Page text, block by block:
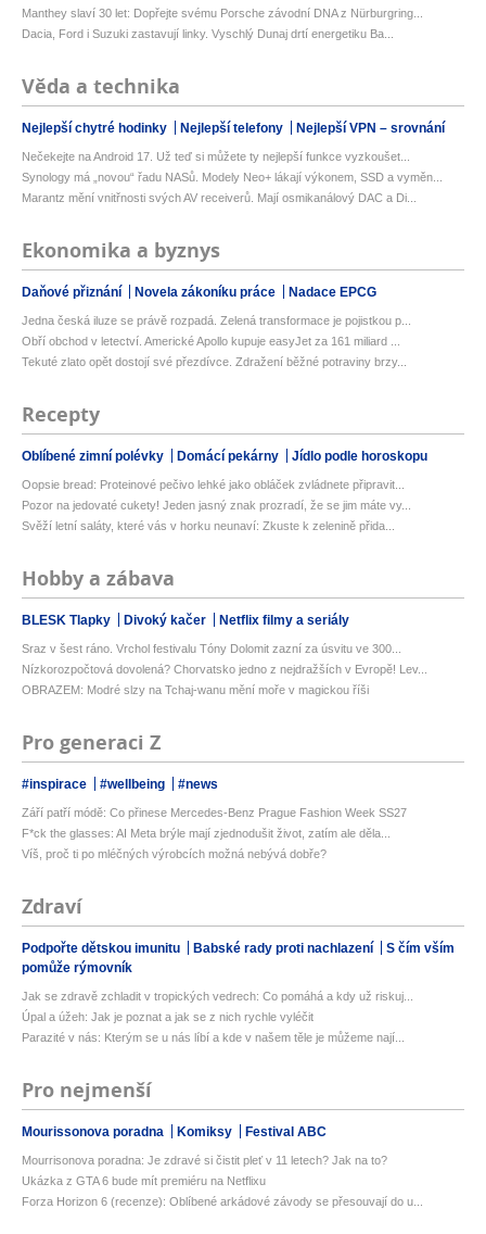
Manthey slaví 30 let: Dopřejte svému Porsche závodní DNA z Nürburgring...
Dacia, Ford i Suzuki zastavují linky. Vyschlý Dunaj drtí energetiku Ba...
Věda a technika
Nejlepší chytré hodinky Nejlepší telefony Nejlepší VPN – srovnání
Nečekejte na Android 17. Už teď si můžete ty nejlepší funkce vyzkoušet...
Synology má „novou“ řadu NASů. Modely Neo+ lákají výkonem, SSD a vyměn...
Marantz mění vnitřnosti svých AV receiverů. Mají osmikanálový DAC a Di...
Ekonomika a byznys
Daňové přiznání Novela zákoníku práce Nadace EPCG
Jedna česká iluze se právě rozpadá. Zelená transformace je pojistkou p...
Obří obchod v letectví. Americké Apollo kupuje easyJet za 161 miliard ...
Tekuté zlato opět dostojí své přezdívce. Zdražení běžné potraviny brzy...
Recepty
Oblíbené zimní polévky Domácí pekárny Jídlo podle horoskopu
Oopsie bread: Proteinové pečivo lehké jako obláček zvládnete připravit...
Pozor na jedovaté cukety! Jeden jasný znak prozradí, že se jim máte vy...
Svěží letní saláty, které vás v horku neunaví: Zkuste k zelenině přida...
Hobby a zábava
BLESK Tlapky Divoký kačer Netflix filmy a seriály
Sraz v šest ráno. Vrchol festivalu Tóny Dolomit zazní za úsvitu ve 300...
Nízkorozpočtová dovolená? Chorvatsko jedno z nejdražších v Evropě! Lev...
OBRAZEM: Modré slzy na Tchaj-wanu mění moře v magickou říši
Pro generaci Z
#inspirace #wellbeing #news
Září patří módě: Co přinese Mercedes-Benz Prague Fashion Week SS27
F*ck the glasses: AI Meta brýle mají zjednodušit život, zatím ale děla...
Víš, proč ti po mléčných výrobcích možná nebývá dobře?
Zdraví
Podpořte dětskou imunitu Babské rady proti nachlazení
S čím vším
pomůže rýmovník
Jak se zdravě zchladit v tropických vedrech: Co pomáhá a kdy už riskuj...
Úpal a úžeh: Jak je poznat a jak se z nich rychle vyléčit
Parazité v nás: Kterým se u nás líbí a kde v našem těle je můžeme nají...
Pro nejmenší
Mourissonova poradna Komiksy Festival ABC
Mourrisonova poradna: Je zdravé si čistit pleť v 11 letech? Jak na to?
Ukázka z GTA 6 bude mít premiéru na Netflixu
Forza Horizon 6 (recenze): Oblíbené arkádové závody se přesouvají do u...